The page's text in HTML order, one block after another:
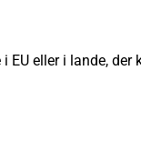
eller i lande, der